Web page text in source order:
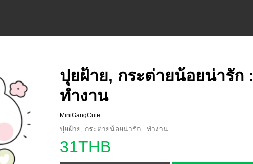
ปุยฝ้าย, กระต่ายน้อยน่ารัก :
ทำงาน
MiniGangCute
ปุยฝ้าย, กระต่ายน้อยน่ารัก : ทำงาน
31THB